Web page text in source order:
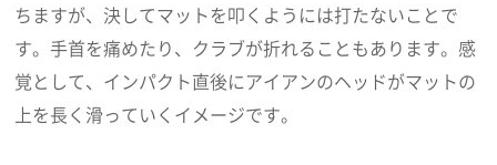
ちますが、決してマットを叩くようには打たないことで
す。手首を痛めたり、クラブが折れることもあります。感
覚として、インパクト直後にアイアンのヘッドがマットの
上を長く滑っていくイメージです。